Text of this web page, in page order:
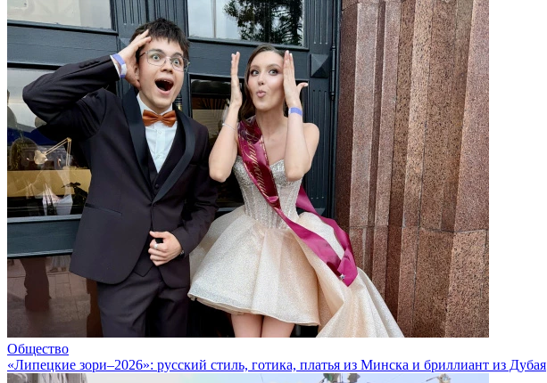
Общество
«Липецкие зори–2026»: русский стиль, готика, платья из Минска и бриллиант из Дубая